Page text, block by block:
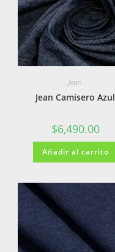
Jean
Jean Camisero Azul
$6,490.00
Añadir al carrito